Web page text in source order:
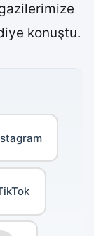
konuştu.